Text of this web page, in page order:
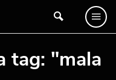
tag: "mala